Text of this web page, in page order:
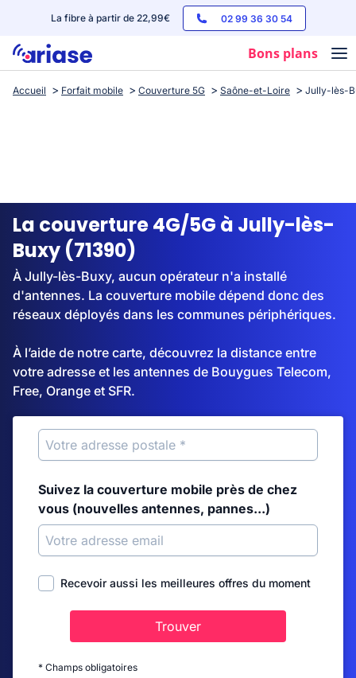
La fibre à partir de 22,99€ 02 99 36 30 54
Bons plans
Box internet
Streaming
Accueil Forfait mobile Couverture 5G Saône-et-Loire Jully-lès-
La couverture 4G/5G à Jully-lès-
Buxy (71390)
À Jully-lès-Buxy, aucun opérateur n'a installé
d'antennes. La couverture mobile dépend donc des
réseaux déployés dans les communes périphériques.
À l’aide de notre carte, découvrez la distance entre
votre adresse et les antennes de Bouygues Telecom,
Free, Orange et SFR.
Suivez la couverture mobile près de chez
vous (nouvelles antennes, pannes...)
Recevoir aussi les meilleures offres du moment
Trouver
* Champs obligatoires